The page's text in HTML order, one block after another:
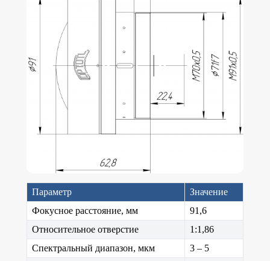
Параметр
Значение
Фокусное расстояние, мм
91,6
Относительное отверстие
1:1,86
Спектральный диапазон, мкм
3 – 5